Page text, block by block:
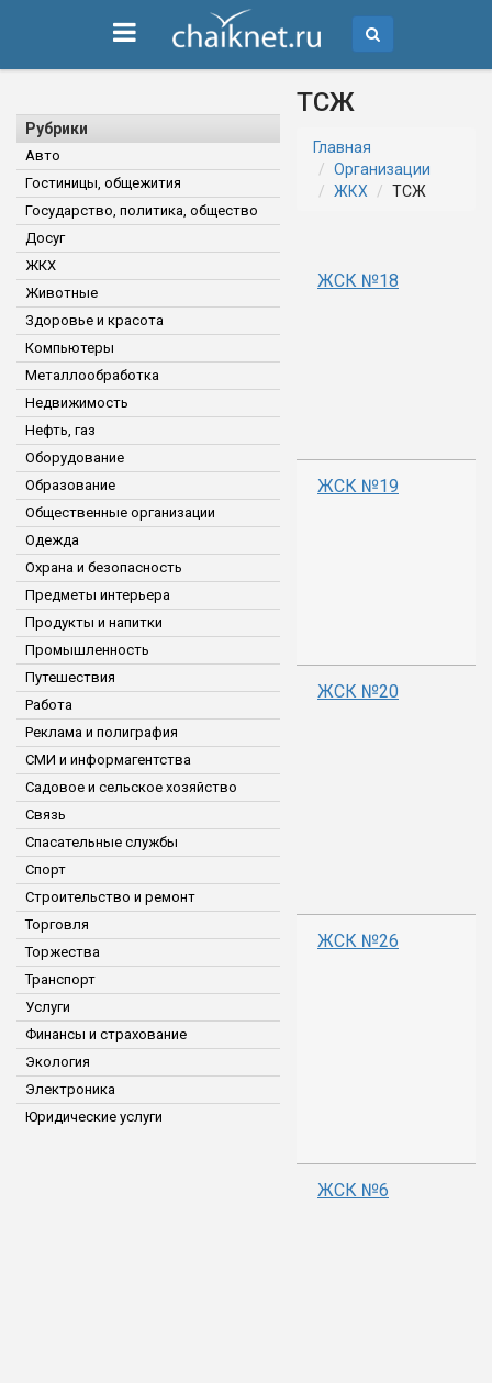
Рубрики
Авто
Гостиницы, общежития
Государство, политика, общество
Досуг
ЖКХ
Животные
Здоровье и красота
Компьютеры
Металлообработка
Недвижимость
Нефть, газ
Оборудование
Образование
Общественные организации
Одежда
Охрана и безопасность
Предметы интерьера
Продукты и напитки
Промышленность
Путешествия
Работа
Реклама и полиграфия
СМИ и информагентства
Садовое и сельское хозяйство
Связь
Спасательные службы
Спорт
Строительство и ремонт
Торговля
Торжества
Транспорт
Услуги
Финансы и страхование
Экология
Электроника
Юридические услуги
ТСЖ
Главная
Организации
ЖКХ
ТСЖ
ЖСК №18
ЖСК №19
ЖСК №20
ЖСК №26
ЖСК №6